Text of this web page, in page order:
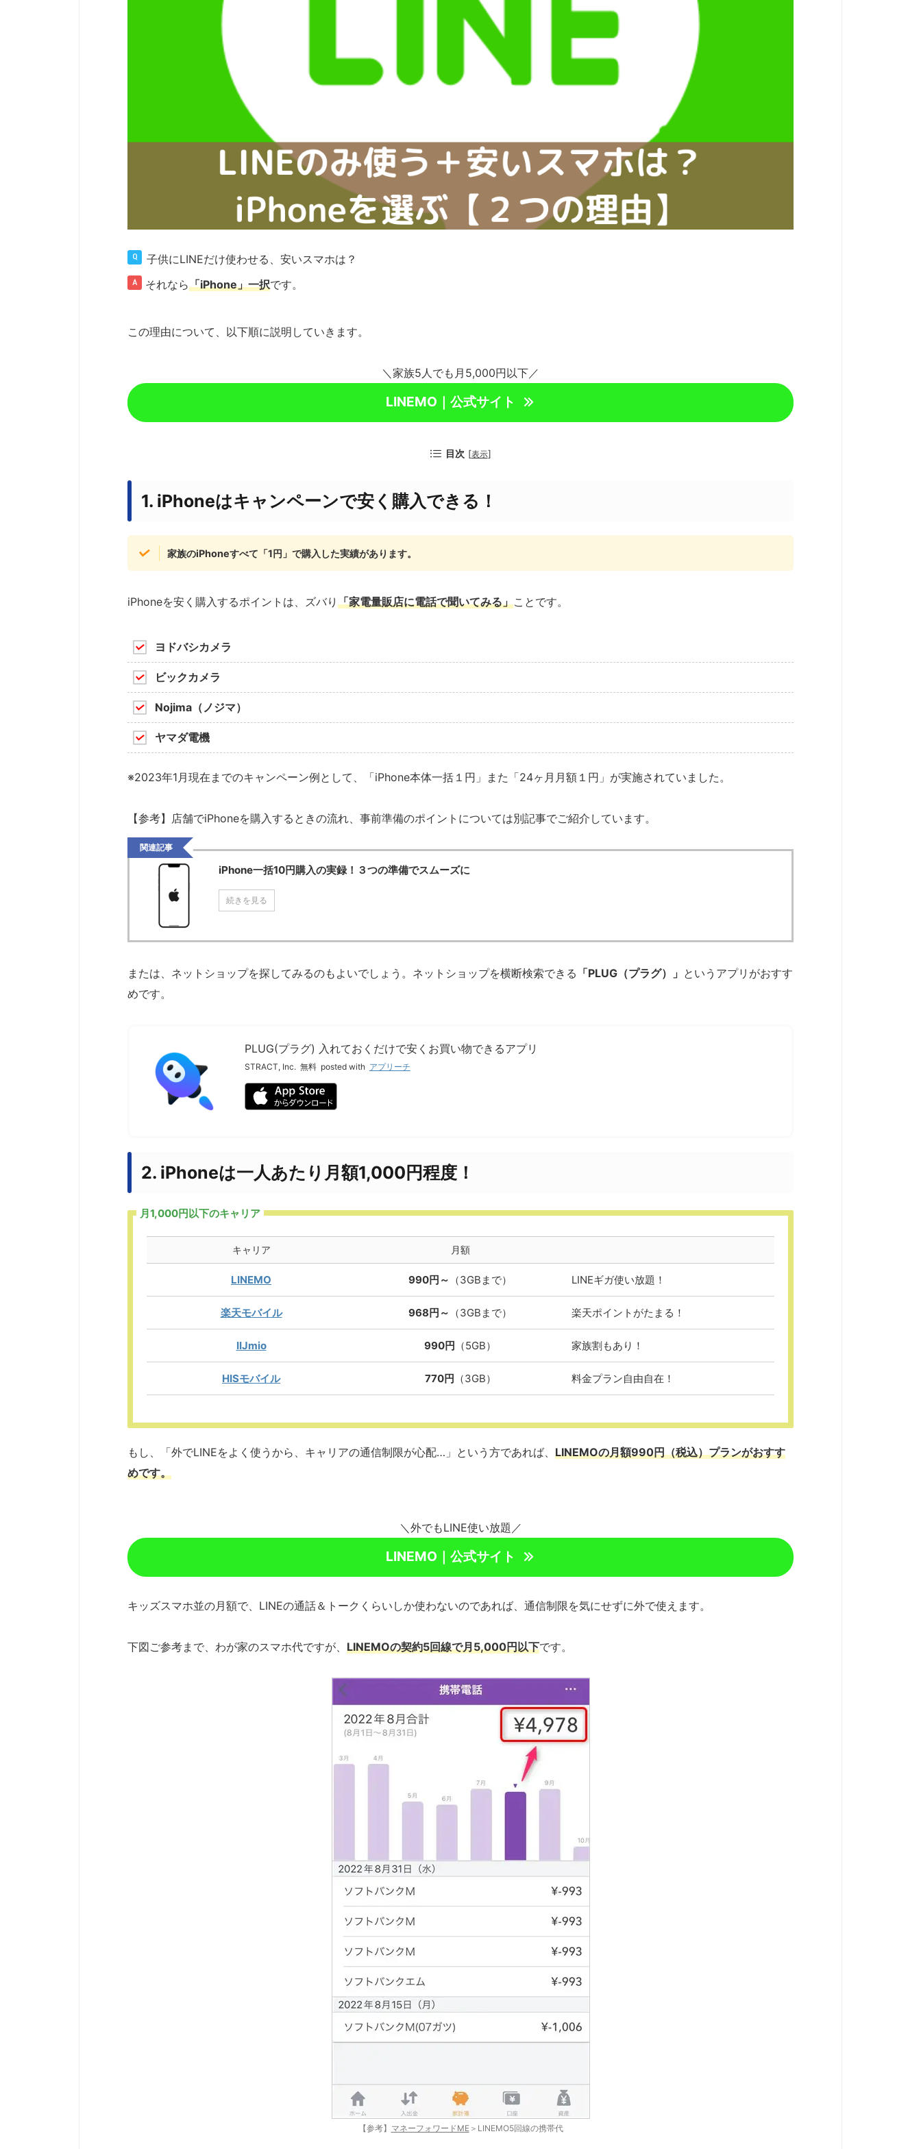
子供にLINEだけ使わせる、安いスマホは？
それなら「iPhone」一択です。
この理由について、以下順に説明していきます。
＼家族5人でも月5,000円以下／
LINEMO｜公式サイト
目次 [表示]
1. iPhoneはキャンペーンで安く購入できる！
家族のiPhoneすべて「1円」で購入した実績があります。
iPhoneを安く購入するポイントは、ズバり 「家電量販店に電話で聞いてみる」ことです。
ヨドバシカメラ
ビックカメラ
Nojima（ノジマ）
ヤマダ電機
※2023年1月現在までのキャンペーン例として、「iPhone本体一括１円」また「24ヶ月月額１円」が実施されていました。
【参考】店舗でiPhoneを購入するときの流れ、事前準備のポイントについては別記事でご紹介しています。
関連記事
iPhone一括10円購入の実録！３つの準備でスムーズに
続きを見る
または、ネットショップを探してみるのもよいでしょう。ネットショップを横断検索できる 「PLUG（プラグ）」 というアプリがおすす
めです。
PLUG(プラグ) 入れておくだけで安くお買い物できるアプリ
STRACT, Inc. 無料 posted with アプリーチ
2. iPhoneは一人あたり月額1,000円程度！
月1,000円以下のキャリア
キャリア 月額
LINEMO 990円～ （3GBまで） LINEギガ使い放題！
楽天モバイル 968円～ （3GBまで） 楽天ポイントがたまる！
IIJmio 990円 （5GB） 家族割もあり！
HISモバイル 770円 （3GB） 料金プラン自由自在！
もし、「外でLINEをよく使うから、キャリアの通信制限が心配…」という方であれば、 LINEMOの月額990円（税込）プランがおすす
めです。
＼外でもLINE使い放題／
LINEMO｜公式サイト
キッズスマホ並の月額で、LINEの通話＆トークくらいしか使わないのであれば、通信制限を気にせずに外で使えます。
下図ご参考まで、わが家のスマホ代ですが、 LINEMOの契約5回線で月5,000円以下です。
【参考】 マネーフォワードME＞LINEMO5回線の携帯代